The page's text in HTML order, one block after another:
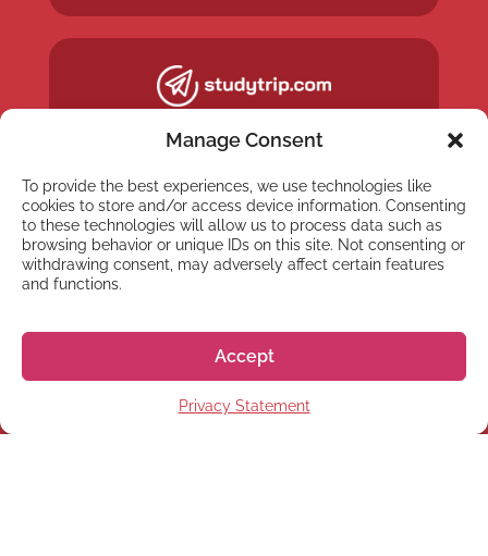
Manage Consent
To provide the best experiences, we use technologies like
cookies to store and/or access device information. Consenting
to these technologies will allow us to process data such as
browsing behavior or unique IDs on this site. Not consenting or
withdrawing consent, may adversely affect certain features
and functions.
Accept
Privacy Statement
NEWSLETTER
Abonnez-vous à notre